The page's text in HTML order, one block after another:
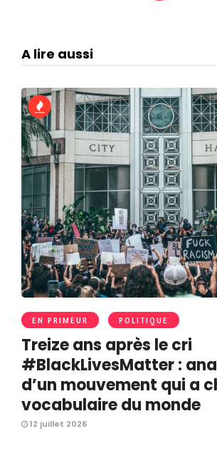
A lire aussi
EN PRIMEUR POLITIQUE
Treize ans après le cri
#BlackLivesMatter :
d’un mouvement qui a
vocabulaire du monde
12 juillet 2026